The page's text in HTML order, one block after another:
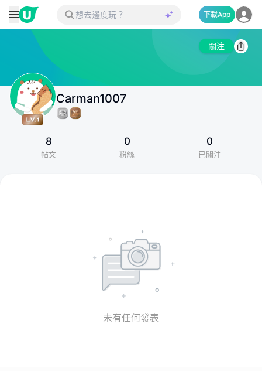
下載App
關注
Carman1007
8
帖文
0
粉絲
0
已關注
未有任何發表